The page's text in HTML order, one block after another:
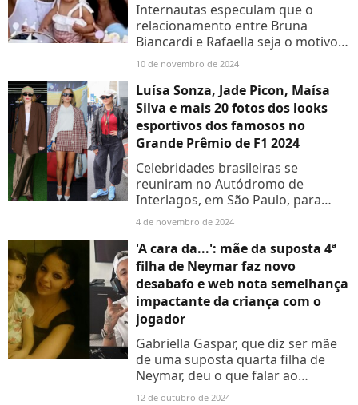
Internautas especulam que o
relacionamento entre Bruna
Biancardi e Rafaella seja o motivo
do atraso da influenciadora na
10 de novembro de 2024
Luísa Sonza, Jade Picon, Maísa
Silva e mais 20 fotos dos looks
esportivos dos famosos no
Grande Prêmio de F1 2024
Celebridades brasileiras se
reuniram no Autódromo de
Interlagos, em São Paulo, para
prestigiarem o Grande Prêmio de
4 de novembro de 2024
'A cara da...': mãe da suposta 4ª
filha de Neymar faz novo
desabafo e web nota semelhança
impactante da criança com o
jogador
Gabriella Gaspar, que diz ser mãe
de uma suposta quarta filha de
Neymar, deu o que falar ao
publicar novas fotos da filha no Dia
12 de outubro de 2024